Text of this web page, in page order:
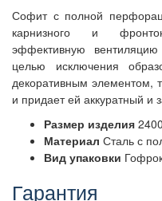
Софит с полной
карнизного и
эффективную вентиляцию
целью исключения
декоративным элементом,
и придает ей аккуратный и
Размер изделия
Материал Сталь с
Вид упаковки
Гарантия